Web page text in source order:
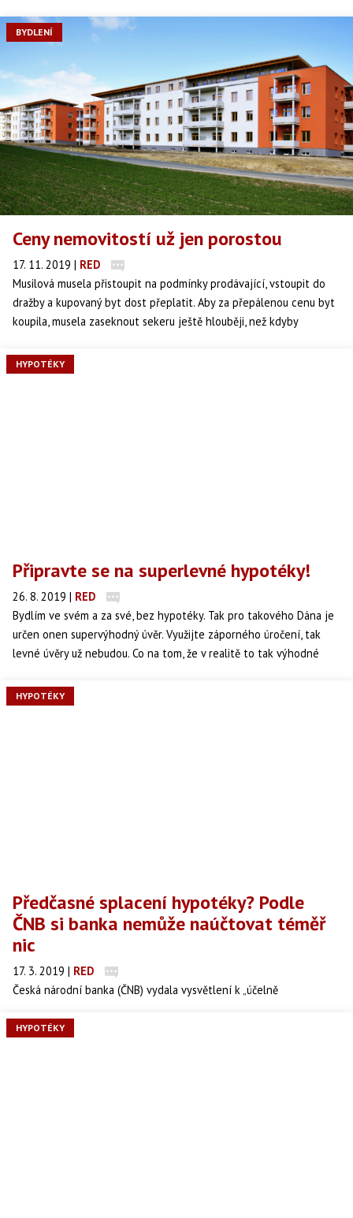
podávají i banky nebo stát.
BYDLENÍ
Ceny nemovitostí už jen porostou
17. 11. 2019 | RED
Musilová musela přistoupit na podmínky prodávající, vstoupit do
dražby a kupovaný byt dost přeplatit. Aby za přepálenou cenu byt
koupila, musela zaseknout sekeru ještě hlouběji, než kdyby
břemeno zadlužení je stlačením úrokových sazeb nadlehčováno.
Držme jí palce, třebas v její prospěch zaúřaduje inflace…
HYPOTÉKY
Připravte se na superlevné hypotéky!
26. 8. 2019 | RED
Bydlím ve svém a za své, bez hypotéky. Tak pro takového Dána je
určen onen supervýhodný úvěr. Využijte záporného úročení, tak
levné úvěry už nebudou. Co na tom, že v realitě to tak výhodné
HYPOTÉKY
Předčasné splacení hypotéky? Podle
ČNB si banka nemůže naúčtovat téměř
nic
17. 3. 2019 | RED
Česká národní banka (ČNB) vydala vysvětlení k „účelně
úvěru. Výsledek? Banka si nemůže naúčtovat téměř nic.
HYPOTÉKY